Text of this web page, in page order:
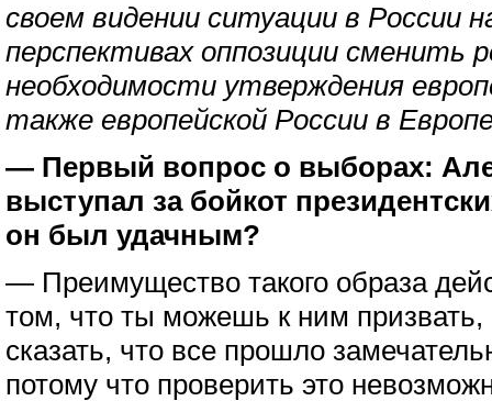
своем видении ситуации в России
перспективах оппозиции сменить
необходимости утверждения
также европейской России в
— Первый вопрос о выборах:
выступал за бойкот
он был удачным?
— Преимущество такого образа
том, что ты можешь к ним
сказать, что все прошло
потому что проверить это